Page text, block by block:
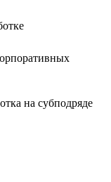
на субподряде